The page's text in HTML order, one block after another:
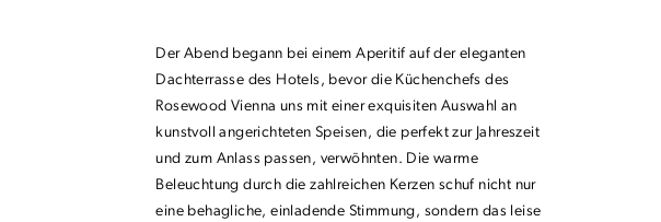
Der Abend begann bei einem Aperitif auf der eleganten
Dachterrasse des Hotels, bevor die Küchenchefs des
Rosewood Vienna uns mit einer exquisiten Auswahl an
kunstvoll angerichteten Speisen, die perfekt zur Jahreszeit
und zum Anlass passen, verwöhnten. Die warme
Beleuchtung durch die zahlreichen Kerzen schuf nicht nur
eine behagliche, einladende Stimmung, sondern das leise